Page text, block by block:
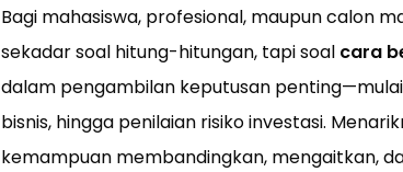
Bagi mahasiswa, profesional, maupun calon
sekadar soal hitung-hitungan, tapi soal cara
dalam pengambilan keputusan
bisnis, hingga penilaian risiko investasi.
kemampuan membandingkan, mengaitkan,